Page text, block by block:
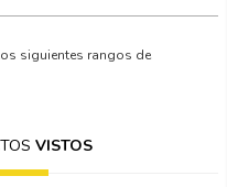
siguientes rangos de
VISTOS